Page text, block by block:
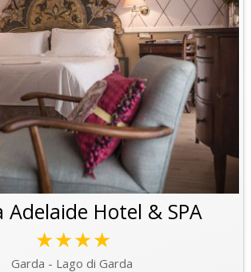
Adelaide Hotel & SPA
★★★★
Garda - Lago di Garda